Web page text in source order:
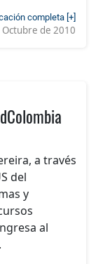
completa [+]
Octubre de 2010
a través
del
y
al